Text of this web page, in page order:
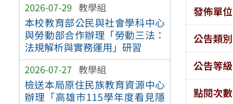
2026-07-29 教學組
本校教育部公民與社會學科中心
與勞動部合作辦理「勞動三法：
法規解析與實務運用」研習
2026-07-27 教學組
檢送本局原住民族教育資源中心
辦理「高雄市115學年度看見隱
發佈單位
公告類別
公告等級
點閱次數